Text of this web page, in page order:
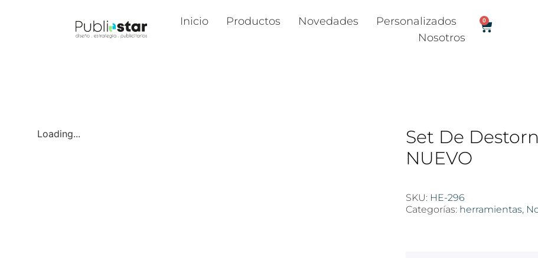
Inicio Productos Novedades
Personalizados
Nosotros
0
Loading...
Set De
NUEVO
SKU: HE-296
Categorías: herramientas,